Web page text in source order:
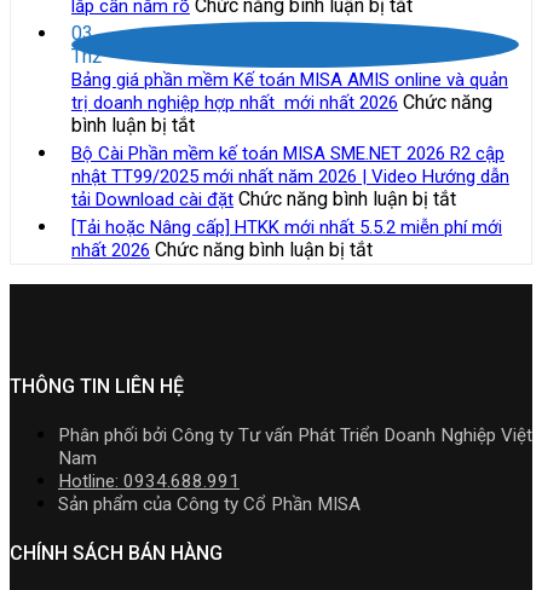
Việt
Nam
chọ
mới
nhất
năm
2026
Video
Hướng
dẫn
tải
Download
đặt
chính
thuế
và
quản
thuế
đối
với
hộ
kinh
kế
MISA
SME.NET
2026
cập
nhật
TT99/
mới
Download
lắp cần nắm rõ Chức năng bình luận bị tắt
Những
việc
của
toán
trong
doanh
nghiệp
xây
cần
03
Th2
Bảng giá phần mềm Kế toán MISA AMIS online và quản
trị doanh nghiệp hợp nhất mới nhất 2026 Chức năng
bình luận bị tắtở
Bảng
giá
phần
mềm
Kế
toán
MISA
doanh
nghiệp
hợp
nhất
mới
2026
Bộ Cài Phần mềm kế toán MISA SME.NET 2026 R2 cập
nhật TT99/2025 mới nhất năm 2026 | Video Hướng dẫn
tải Download cài đặt Chức năng bình luận bị tắtở
Bộ
Cài
mềm
R2
cập
[Tải hoặc Nâng cấp] HTKK mới nhất 5.5.2 miễn phí mới
nhất 2026 Chức năng bình luận bị tắtở
5.5.2
THÔNG TIN LIÊN HỆ
Phân phối bởi Công ty Tư vấn Phát Triển Doanh Nghiệp Việt
Nam
Hotline: 0934.688.991
Sản phẩm của Công ty Cổ Phần MISA
CHÍNH SÁCH BÁN HÀNG